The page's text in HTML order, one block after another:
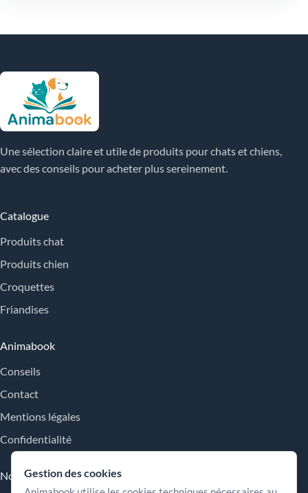
Une sélection claire et utile de produits pour chats et chiens,
avec des conseils pour acheter plus sereinement.
Catalogue
Produits chat
Produits chien
Croquettes
Friandises
Animabook
Conseils
Contact
Mentions légales
Confidentialité
Nos engagements
Gestion des cookies